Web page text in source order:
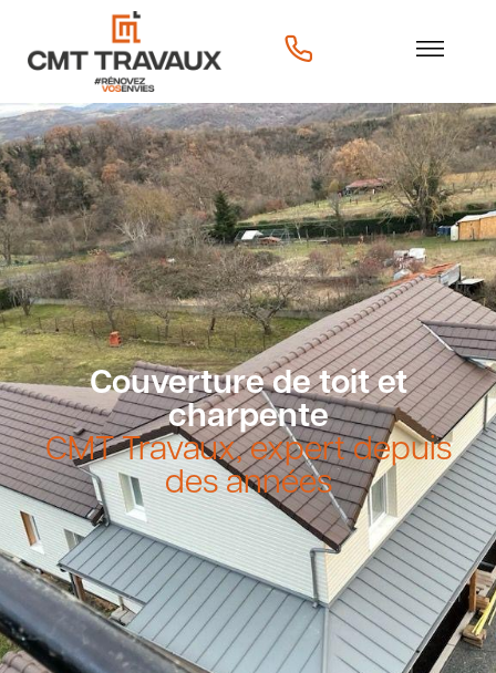
Couverture de toit et
charpente
CMT Travaux, expert depuis
des années